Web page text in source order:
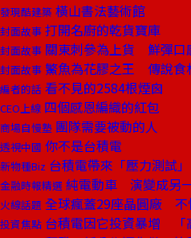
發現酷建築 橫山書法藝術館
封面故事 打開名廚的乾貨寶庫
封面故事 關東刺參為上貨 鮮彈口
封面故事 鰵魚為花膠之王 傳說食
編者的話 看不見的2584根煙囪
CEO上線 四個感恩編織的紅包
商場自慢塾 團隊需要被動的人
透視中國 你不是台積電
新物種Biz 台積電帶來「壓力測試」
金融時報精選 純電動車 演變成另
火線話題 全球瘋蓋29座晶圓廠 不
投資焦點 台積電因它投資暴增 「